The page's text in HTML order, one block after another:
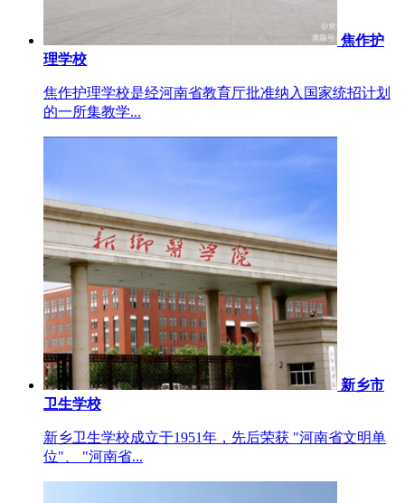
焦作护
理学校
焦作护理学校是经河南省教育厅批准纳入国家统招计划
的一所集教学...
新乡市
卫生学校
新乡卫生学校成立于1951年，先后荣获 "河南省文明单
位"、 "河南省...